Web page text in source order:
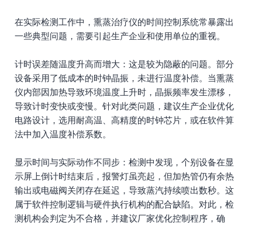
在实际检测工作中，熏蒸治疗仪的时间控制系统常暴露出
一些典型问题，需要引起生产企业和使用单位的重视。
计时误差随温度升高而增大：这是较为隐蔽的问题。部分
设备采用了低成本的时钟晶振，未进行温度补偿。当熏蒸
仪内部因加热导致环境温度上升时，晶振频率发生漂移，
导致计时变快或变慢。针对此类问题，建议生产企业优化
电路设计，选用耐高温、高精度的时钟芯片，或在软件算
法中加入温度补偿系数。
显示时间与实际动作不同步：检测中发现，个别设备在显
示屏上倒计时结束后，报警灯虽亮起，但加热管仍有余热
输出或电磁阀关闭存在延迟，导致蒸汽持续喷出数秒。这
属于软件控制逻辑与硬件执行机构的配合缺陷。对此，检
测机构会判定为不合格，并建议厂家优化控制程序，确